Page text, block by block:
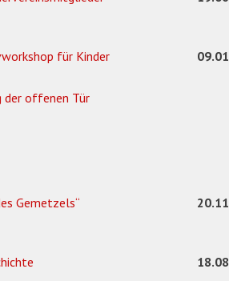
für Kinder
der offenen Tür
Gemetzels“